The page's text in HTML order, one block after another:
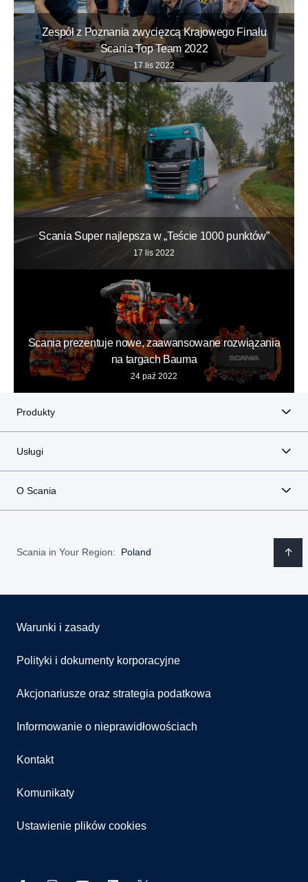
Zespół z Poznania zwycięzcą Krajowego Finału
Scania Top Team 2022
17 lis 2022
Scania Super najlepsza w „Teście 1000 punktów”
17 lis 2022
Scania prezentuje nowe, zaawansowane rozwiązania
na targach Bauma
24 paź 2022
Produkty
Usługi
O Scania
Scania in Your Region: Poland
Warunki i zasady
Polityki i dokumenty korporacyjne
Akcjonariusze oraz strategia podatkowa
Informowanie o nieprawidłowościach
Kontakt
Komunikaty
Ustawienie plików cookies